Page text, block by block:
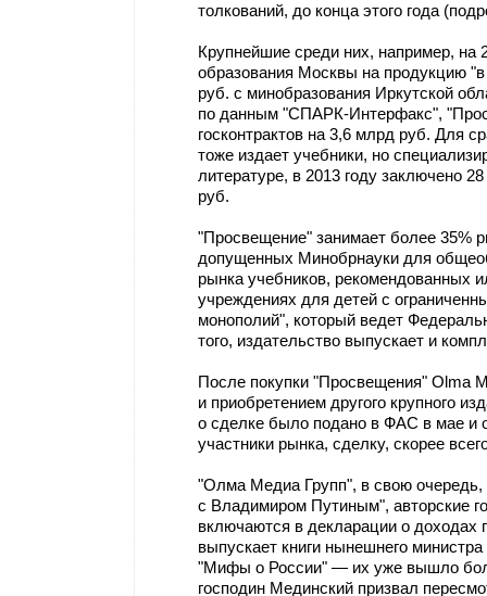
толкований, до конца этого года
Крупнейшие среди них, например,
образования Москвы на продукцию
руб. с минобразования Иркутской
по данным "СПАРК-Интерфакс",
госконтрактов на 3,6 млрд руб. Для
тоже издает учебники, но
литературе, в 2013 году заключено
руб.
"Просвещение" занимает более 35%
допущенных Минобрнауки для
рынка учебников, рекомендованных
учреждениях для детей с
монополий", который ведет
того, издательство выпускает и
После покупки "Просвещения" Olma
и приобретением другого крупного
о сделке было подано в ФАС в мае и
участники рынка, сделку, скорее
"Олма Медиа Групп", в свою очередь,
с Владимиром Путиным", авторские
включаются в декларации о доходах
выпускает книги нынешнего
"Мифы о России" — их уже вышло
господин Мединский призвал